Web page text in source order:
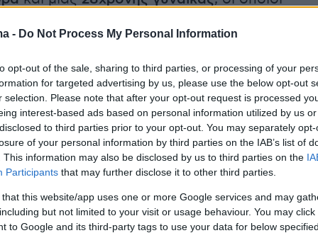
- Do Not Process My Personal Information
opt-out of the sale, sharing to third parties, or processing of your
for targeted advertising by us, please use the below opt-out
selection. Please note that after your opt-out request is processed
interest-based ads based on personal information utilized by us
to third parties prior to your opt-out. You may separately
of your personal information by third parties on the IAB’s list of
This information may also be disclosed by us to third parties on the
Participants that may further disclose it to other third parties.
that this website/app uses one or more Google services and may
but not limited to your visit or usage behaviour. You may
to Google and its third-party tags to use your data for below
έξι μηνών, δύο και τεσσάρων ετών,
δημοφιλή τουριστικό προορισμό της Κόστα
στη Μάλαγα της νότιας Ισπανίας.
ισπανικά μέσα ενημέρωσης
ιδιαίτερα ανησυχητικές τις συνθήκες στις
ταπαιδιά. Όπως αναφέρεται, το δωμάτιο
κατάσταση ακαταστασίας, ενώ το
είχε αναλάβει να φροντίζει τα μικρότερα